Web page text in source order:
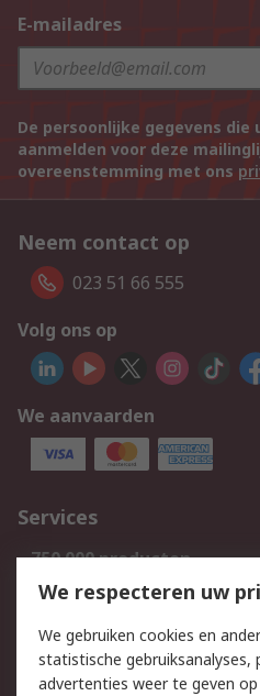
E-mailadres
De persoonlijke gegevens
aanmelden voor deze
overeenstemming met ons
Neem contact op
023 51 66 555
Volg ons op
We aanvaarden
Services
750.000 producten
Bestellen
Track & Trace
We respecteren uw
We gebruiken cookies en
statistische gebruiksanalyses,
advertenties weer te geven